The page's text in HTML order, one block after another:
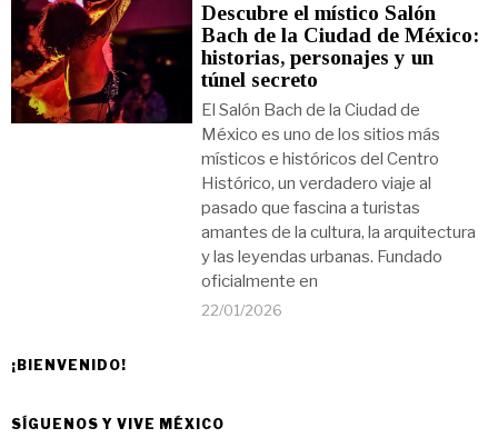
Descubre el místico Salón
Bach de la Ciudad de México:
historias, personajes y un
túnel secreto
El Salón Bach de la Ciudad de
México es uno de los sitios más
místicos e históricos del Centro
Histórico, un verdadero viaje al
pasado que fascina a turistas
amantes de la cultura, la arquitectura
y las leyendas urbanas. Fundado
oficialmente en
22/01/2026
¡BIENVENIDO!
SÍGUENOS Y VIVE MÉXICO